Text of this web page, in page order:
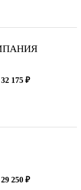
32 175 ₽
29 250 ₽